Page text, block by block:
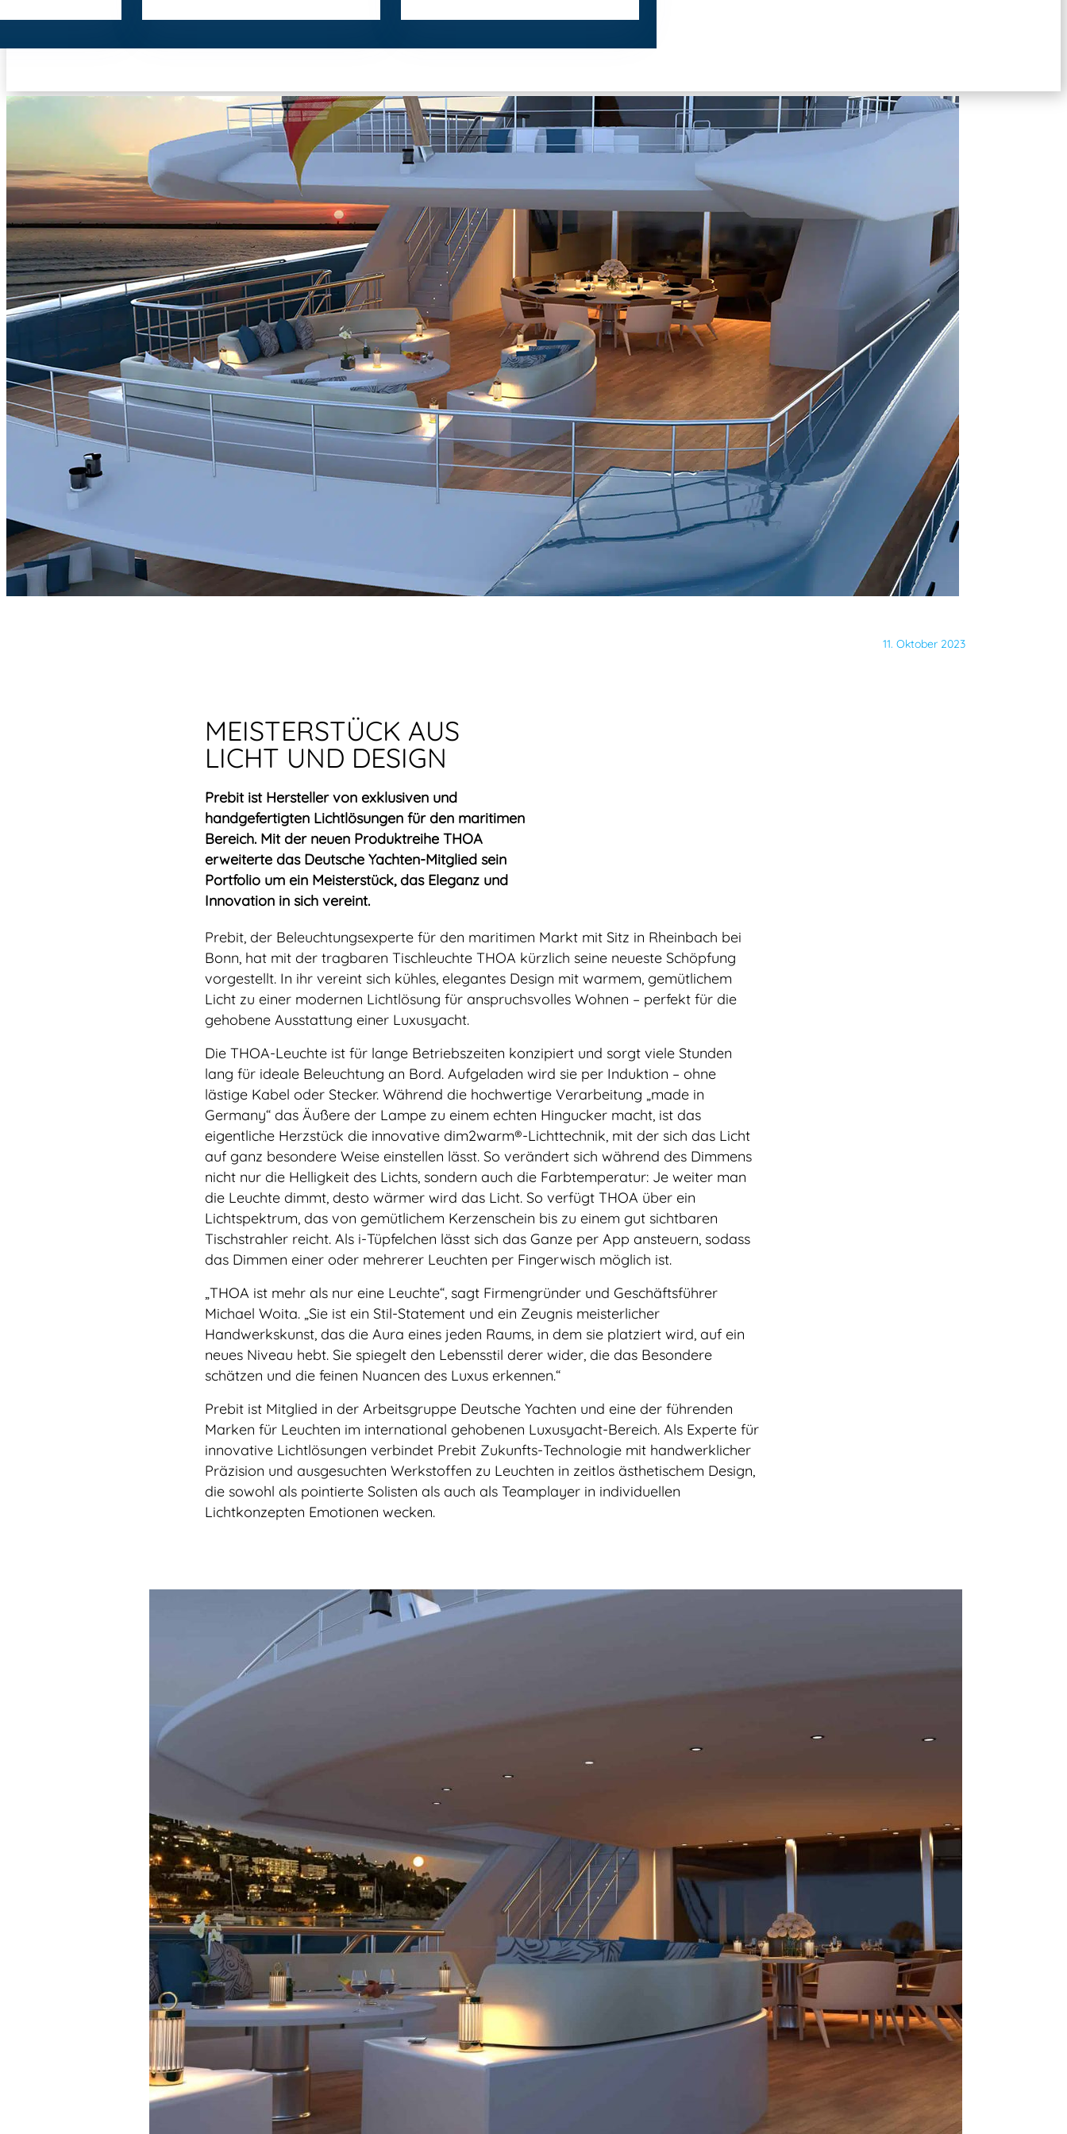
11. Oktober 2023
MEISTERSTÜCK AUS
LICHT UND DESIGN
Prebit ist Hersteller von exklusiven und
handgefertigten Lichtlösungen für den maritimen
Bereich. Mit der neuen Produktreihe THOA
erweiterte das Deutsche Yachten-Mitglied sein
Portfolio um ein Meisterstück, das Eleganz und
Innovation in sich vereint.
Prebit, der Beleuchtungsexperte für den maritimen Markt mit Sitz in Rheinbach bei
Bonn, hat mit der tragbaren Tischleuchte THOA kürzlich seine neueste Schöpfung
vorgestellt. In ihr vereint sich kühles, elegantes Design mit warmem, gemütlichem
Licht zu einer modernen Lichtlösung für anspruchsvolles Wohnen – perfekt für die
gehobene Ausstattung einer Luxusyacht.
Die THOA-Leuchte ist für lange Betriebszeiten konzipiert und sorgt viele Stunden
lang für ideale Beleuchtung an Bord. Aufgeladen wird sie per Induktion – ohne
lästige Kabel oder Stecker. Während die hochwertige Verarbeitung „made in
Germany“ das Äußere der Lampe zu einem echten Hingucker macht, ist das
eigentliche Herzstück die innovative dim2warm®-Lichttechnik, mit der sich das Licht
auf ganz besondere Weise einstellen lässt. So verändert sich während des Dimmens
nicht nur die Helligkeit des Lichts, sondern auch die Farbtemperatur: Je weiter man
die Leuchte dimmt, desto wärmer wird das Licht. So verfügt THOA über ein
Lichtspektrum, das von gemütlichem Kerzenschein bis zu einem gut sichtbaren
Tischstrahler reicht. Als i-Tüpfelchen lässt sich das Ganze per App ansteuern, sodass
das Dimmen einer oder mehrerer Leuchten per Fingerwisch möglich ist.
„THOA ist mehr als nur eine Leuchte“, sagt Firmengründer und Geschäftsführer
Michael Woita. „Sie ist ein Stil-Statement und ein Zeugnis meisterlicher
Handwerkskunst, das die Aura eines jeden Raums, in dem sie platziert wird, auf ein
neues Niveau hebt. Sie spiegelt den Lebensstil derer wider, die das Besondere
schätzen und die feinen Nuancen des Luxus erkennen.“
Prebit ist Mitglied in der Arbeitsgruppe Deutsche Yachten und eine der führenden
Marken für Leuchten im international gehobenen Luxusyacht-Bereich. Als Experte für
innovative Lichtlösungen verbindet Prebit Zukunfts-Technologie mit handwerklicher
Präzision und ausgesuchten Werkstoffen zu Leuchten in zeitlos ästhetischem Design,
die sowohl als pointierte Solisten als auch als Teamplayer in individuellen
Lichtkonzepten Emotionen wecken.